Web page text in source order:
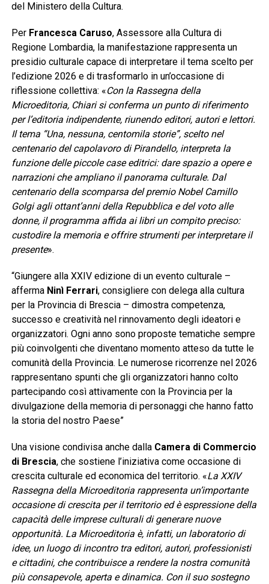
del Ministero della Cultura.
Per Francesca Caruso, Assessore alla Cultura di
Regione Lombardia, la manifestazione rappresenta un
presidio culturale capace di interpretare il tema scelto per
l’edizione 2026 e di trasformarlo in un’occasione di
riflessione collettiva: «Con la Rassegna della
Microeditoria, Chiari si conferma un punto di riferimento
per l’editoria indipendente, riunendo editori, autori e lettori.
Il tema “Una, nessuna, centomila storie”, scelto nel
centenario del capolavoro di Pirandello, interpreta la
funzione delle piccole case editrici: dare spazio a opere e
narrazioni che ampliano il panorama culturale. Dal
centenario della scomparsa del premio Nobel Camillo
Golgi agli ottant’anni della Repubblica e del voto alle
donne, il programma affida ai libri un compito preciso:
custodire la memoria e offrire strumenti per interpretare il
presente».
“Giungere alla XXIV edizione di un evento culturale –
afferma Ninì Ferrari, consigliere con delega alla cultura
per la Provincia di Brescia – dimostra competenza,
successo e creatività nel rinnovamento degli ideatori e
organizzatori. Ogni anno sono proposte tematiche sempre
più coinvolgenti che diventano momento atteso da tutte le
comunità della Provincia. Le numerose ricorrenze nel 2026
rappresentano spunti che gli organizzatori hanno colto
partecipando così attivamente con la Provincia per la
divulgazione della memoria di personaggi che hanno fatto
la storia del nostro Paese”
Una visione condivisa anche dalla Camera di Commercio
di Brescia, che sostiene l’iniziativa come occasione di
crescita culturale ed economica del territorio. «La XXIV
Rassegna della Microeditoria rappresenta un’importante
occasione di crescita per il territorio ed è espressione della
capacità delle imprese culturali di generare nuove
opportunità. La Microeditoria è, infatti, un laboratorio di
idee, un luogo di incontro tra editori, autori, professionisti
e cittadini, che contribuisce a rendere la nostra comunità
più consapevole, aperta e dinamica. Con il suo sostegno